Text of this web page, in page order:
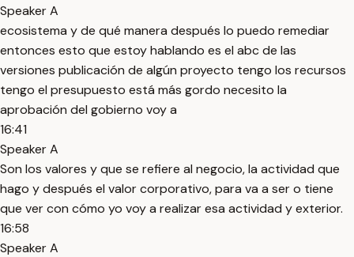
Speaker A
ecosistema y de qué manera después lo puedo remediar
entonces esto que estoy hablando es el abc de las
versiones publicación de algún proyecto tengo los recursos
tengo el presupuesto está más gordo necesito la
aprobación del gobierno voy a
16:41
Speaker A
Son los valores y que se refiere al negocio, la actividad que
hago y después el valor corporativo, para va a ser o tiene
que ver con cómo yo voy a realizar esa actividad y exterior.
16:58
Speaker A